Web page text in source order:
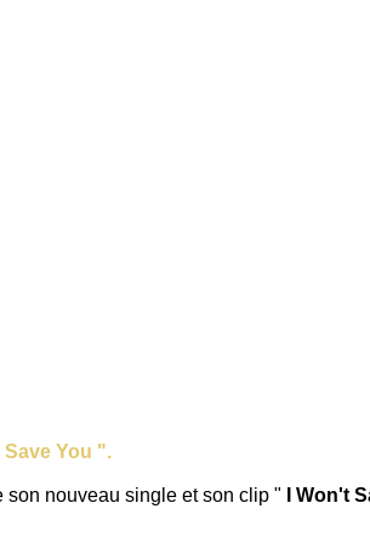
You ".
son nouveau single et son clip " I Won't